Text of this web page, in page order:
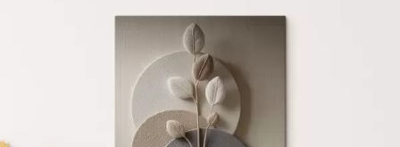
Яскраві, насичені кольори
Стійкість до вицвітання
Безпечне чорнило без запаху
Поверхня з текстурою полотна
Екологічний матеріал